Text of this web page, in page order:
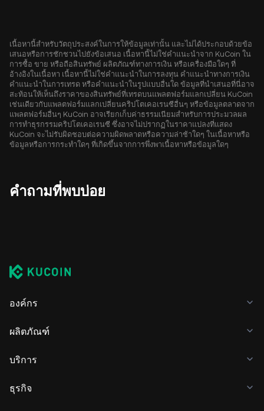
เนื้อหานี้สำหรับวัตถุประสงค์ในการให้ข้อมูลเท่านั้น และไม่ได้ประกอบด้วยข้อ
เสนอหรือการชักชวนไปยังข้อเสนอ เนื้อหานี้ไม่ใช่คำแนะนำจาก KuCoin ใน
การซื้อ ขาย หรือถือสินทรัพย์ ผลิตภัณฑ์ทางการเงิน หรือเครื่องมือใดๆ ที่
อ้างอิงในเนื้อหา เนื้อหานี้ไม่ใช่คำแนะนำในการลงทุน คำแนะนำทางการเงิน
คำแนะนำในการเทรด หรือคำแนะนำในรูปแบบอื่นใด ข้อมูลที่นำเสนอที่นี่อาจ
สะท้อนให้เห็นถึงราคาของสินทรัพย์ที่เทรดบนแพลตฟอร์มแลกเปลี่ยน KuCoin
เช่นเดียวกับแพลตฟอร์มแลกเปลี่ยนคริปโตเคอเรนซีอื่นๆ หรือข้อมูลตลาดจาก
แพลตฟอร์มอื่นๆ KuCoin อาจเรียกเก็บค่าธรรมเนียมสำหรับการประมวลผล
การทำธุรกรรมคริปโตเคอเรนซี ซึ่งอาจไม่ปรากฏในราคาแปลงที่แสดง
KuCoin จะไม่รับผิดชอบต่อความผิดพลาดหรือความล่าช้าใดๆ ในเนื้อหาหรือ
ข้อมูลหรือการกระทำใดๆ ที่เกิดขึ้นจากการพึ่งพาเนื้อหาหรือข้อมูลใดๆ
คำถามที่พบบ่อย
องค์กร
ผลิตภัณฑ์
บริการ
ธุรกิจ